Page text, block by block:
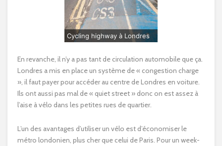
Cycling highway à Londres
En revanche, il n’y a pas tant de circulation automobile que ça.
Londres a mis en place un système de « congestion charge
», il faut payer pour accéder au centre de Londres en voiture.
Ils ont aussi pas mal de « quiet street » donc on est assez à
l’aise à vélo dans les petites rues de quartier.
L’un des avantages d’utiliser un vélo est d’économiser le
métro londonien, plus cher que celui de Paris. Pour un week-